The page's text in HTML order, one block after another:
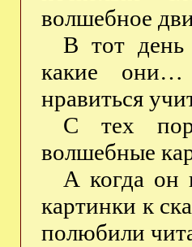
волшебное
В тот день
какие
нравиться
С тех
волшебные
А когда он
картинки к
полюбили